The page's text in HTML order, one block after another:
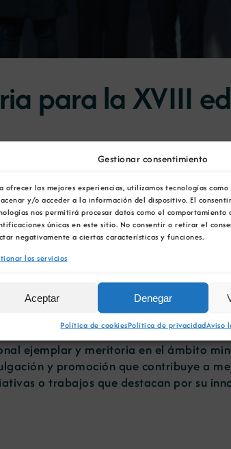
Gestionar consentimiento
ofrecer las mejores experiencias, utilizamos tecnologías como
y/o acceder a la información del dispositivo. El
nos permitirá procesar datos como el comportamiento
únicas en este sitio. No consentir o retirar el
negativamente a ciertas características y funciones.
los servicios
Aceptar Denegar
Política de cookiesPolítica de privacidadAviso
para la XVIII
plazo para la presentación de
la relevancia del sector minero
en el sector,
visibilizan y estimulan
innovación, la comunicación y la
son:
ejemplar y meritoria en el ámbito
y promoción que contribuye a
o trabajos que destacan por su